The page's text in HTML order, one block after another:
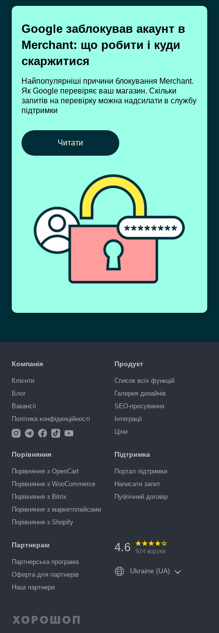
Google заблокував акаунт в
Merchant: що робити і куди
скаржитися
Найпопулярніші причини блокування Merchant.
Як Google перевіряє ваш магазин. Скільки
запитів на перевірку можна надсилати в службу
підтримки
Читати
Компанія
Клієнти
Блог
Вакансії
Політика конфіденційності
Продукт
Список всіх функцій
Галерея дизайнів
SEO-просування
Інтеграції
Ціни
Порівняння
Порівняння з OpenCart
Порівняння з WooCommerce
Порівняння з Bitrix
Порівняння з маркетплейсами
Порівняння з Shopify
Підтримка
Портал підтримки
Написати запит
Публічний договір
Партнерам
Партнерська програма
Оферта для партнерів
Наші партнери
4.6 924 відгуки
Ukraine (UA)